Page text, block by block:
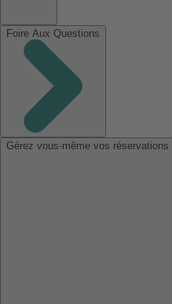
Foire Aux Questions
Gérez vous-même vos